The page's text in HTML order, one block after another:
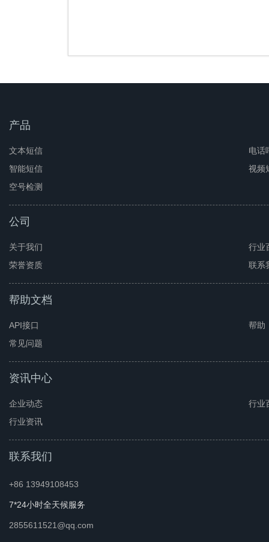
产品
文本短信
电话
智能短信
视频
空号检测
公司
关于我们
行业
荣誉资质
联系
帮助文档
API接口
帮助
常见问题
资讯中心
企业动态
行业
行业资讯
联系我们
+86 13949108453
7*24小时全天候服务
2855611521@qq.com